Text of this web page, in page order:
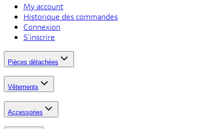
My account
Historique des commandes
Connexion
S'inscrire
Pièces détachées
Vêtements
Accessories